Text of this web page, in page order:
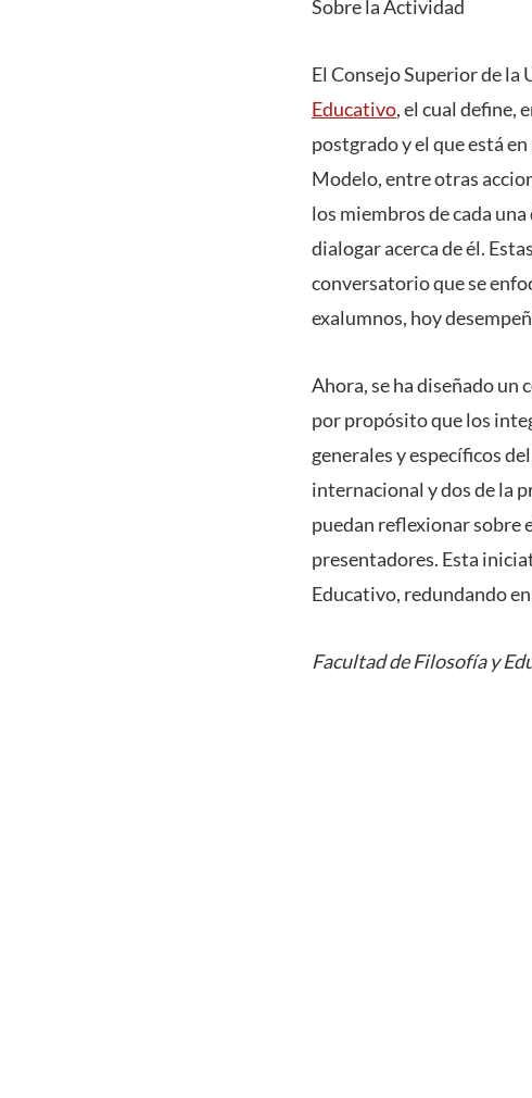
Sobre la Actividad
El Consejo Superior de la
Educativo, el cual define,
postgrado y el que está
Modelo, entre otras
los miembros de cada
dialogar acerca de él.
conversatorio que se
exalumnos, hoy
Ahora, se ha diseñado un
por propósito que los
generales y específicos
internacional y dos de la
puedan reflexionar sobre
presentadores. Esta
Educativo, redundando
Facultad de Filosofía y